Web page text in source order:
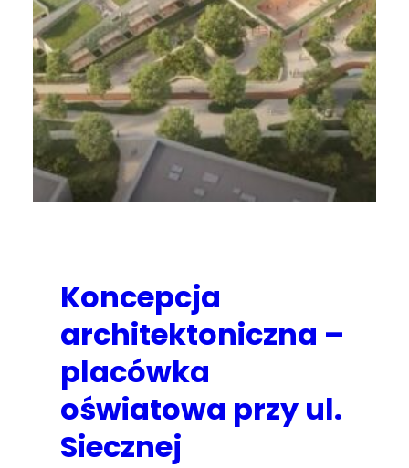
Koncepcja
architektoniczna –
placówka
oświatowa przy ul.
Siecznej